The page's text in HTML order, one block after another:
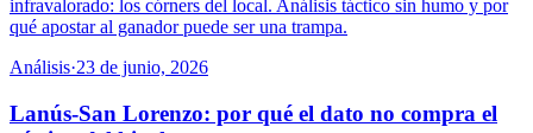
infravalorado: los córners del local. Análisis táctico sin humo y por
qué apostar al ganador puede ser una trampa.
Análisis·23 de junio, 2026
Lanús-San Lorenzo: por qué el dato no compra el